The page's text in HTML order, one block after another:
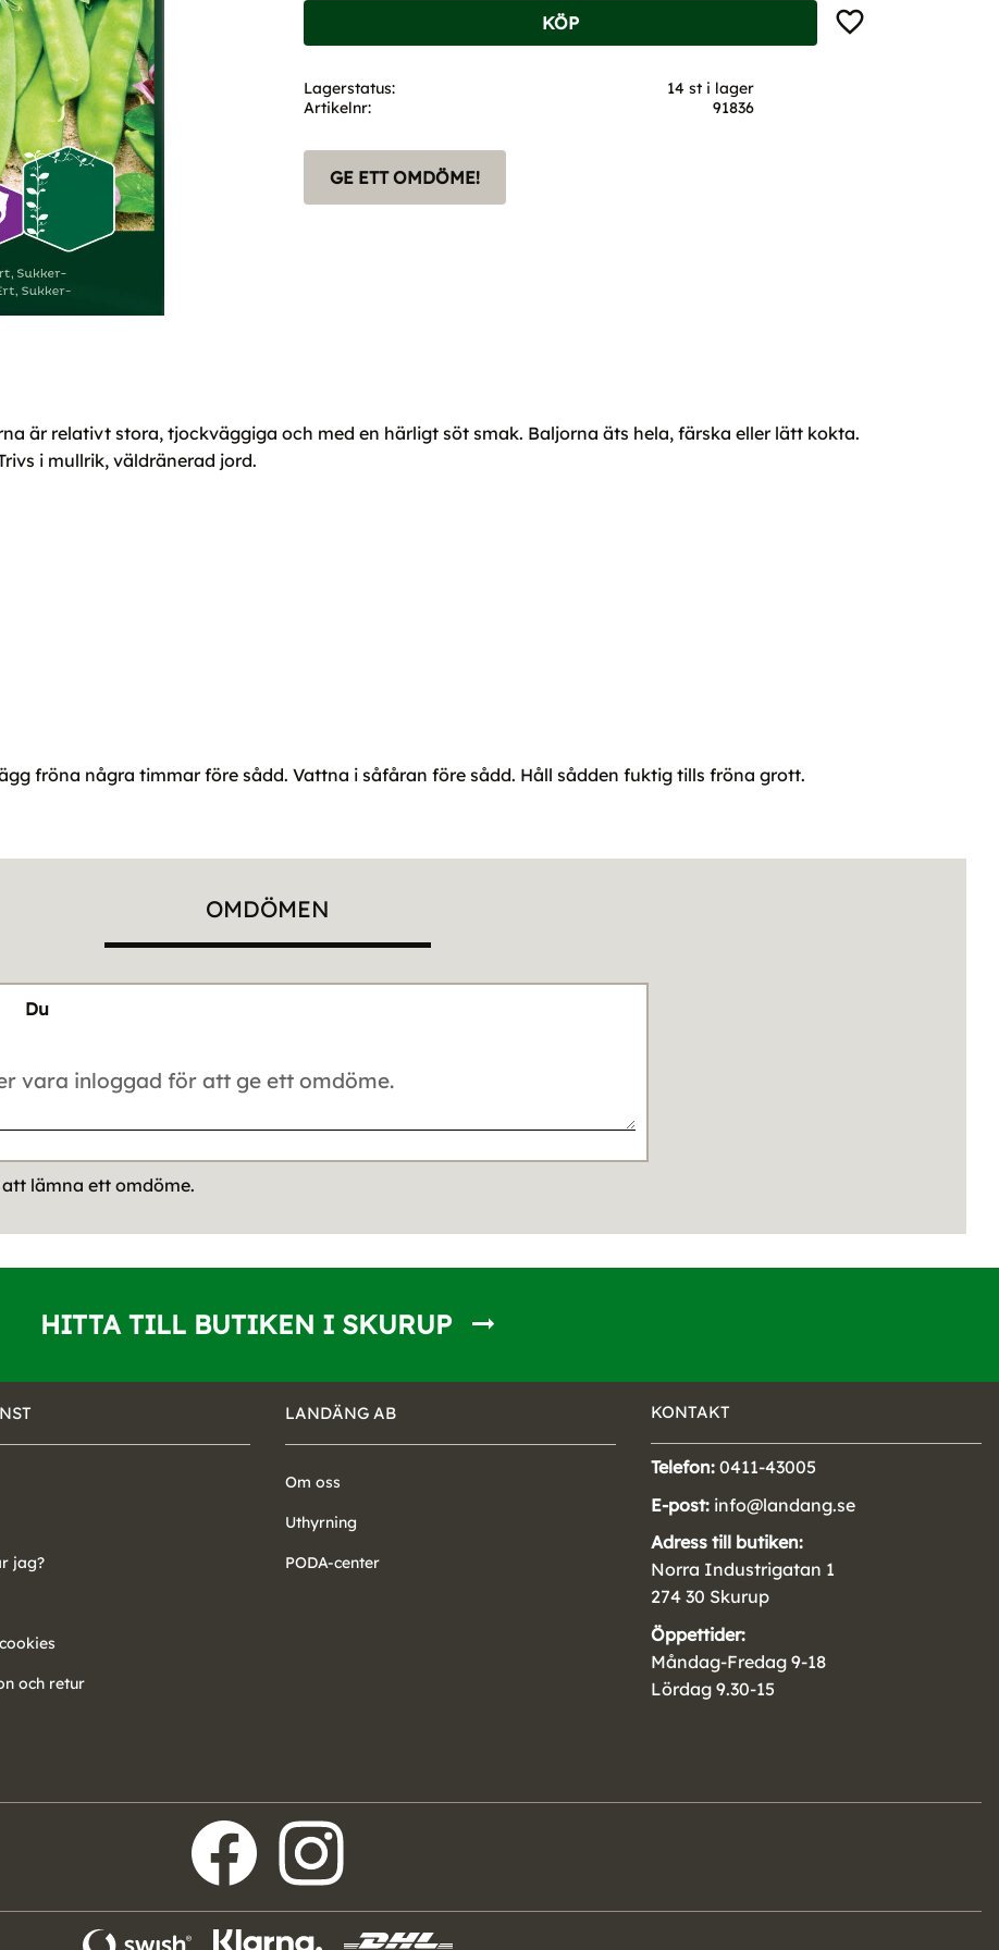
KÖP Lägg till i favoriter
Lagerstatus
14 st i lager
Artikelnr
91836
GE ETT OMDÖME!
är relativt stora, tjockväggiga och med en härligt söt smak. Baljorna äts hela, färska eller lätt kokta.
i mullrik, väldränerad jord.
fröna några timmar före sådd. Vattna i såfåran före sådd. Håll sådden fuktig tills fröna grott.
OMDÖMEN
Du
lämna ett omdöme.
HITTA TILL BUTIKEN I SKURUP
jag?
och retur
LANDÄNG AB
Om oss
Uthyrning
PODA-center
KONTAKT
Telefon: 0411-43005
E-post: info@landang.se
Adress till butiken:
Norra Industrigatan 1
274 30 Skurup
Öppettider:
Måndag-Fredag 9-18
Lördag 9.30-15